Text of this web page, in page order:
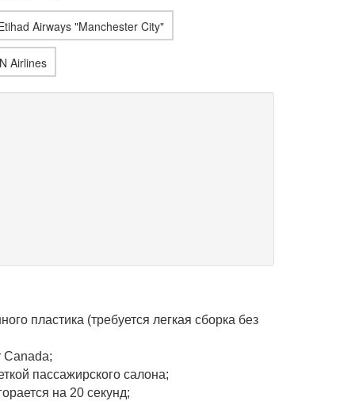
пластика (требуется легкая сборка без
Canada;
пассажирского салона;
на 20 секунд;